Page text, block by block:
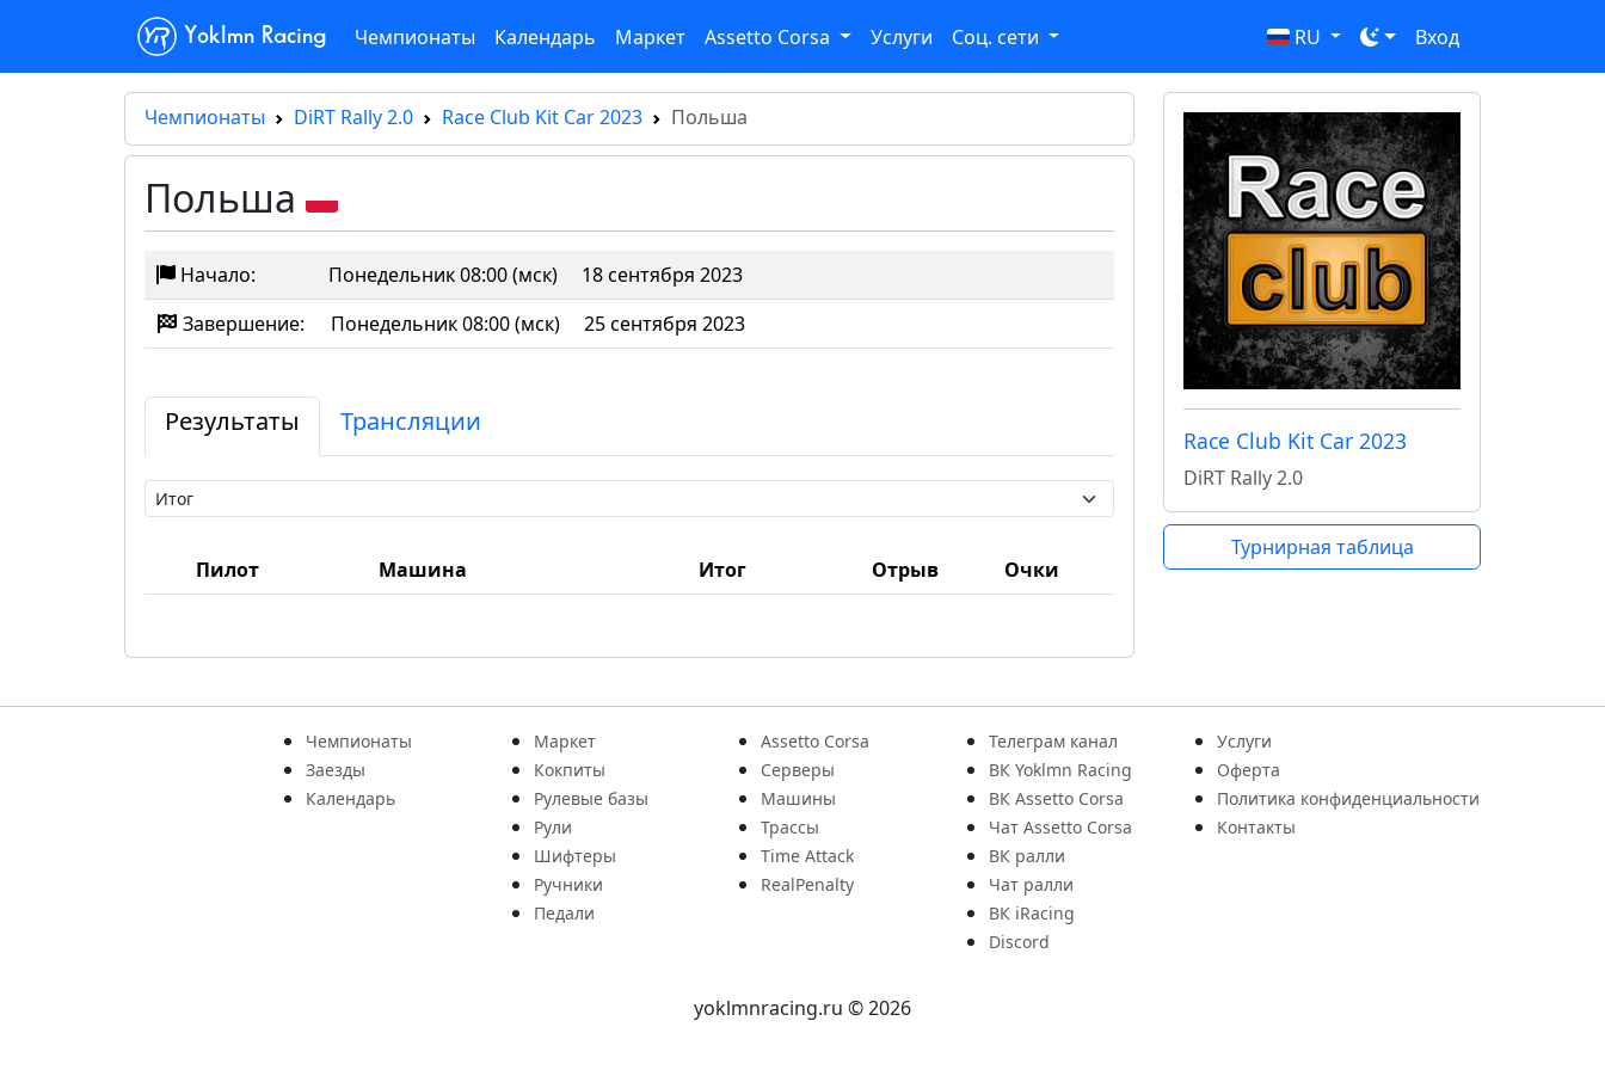
Yoklmn Racing Чемпионаты Календарь Маркет Assetto Corsa Услуги Соц. сети RU Вход
Чемпионаты DiRT Rally 2.0 Race Club Kit Car 2023 Польша
Польша
Начало: Понедельник 08:00 (мск)
18 сентября 2023
Завершение:
Понедельник 08:00 (мск) 25 сентября 2023
Результаты Трансляции
Пилот Машина Итог Отрыв Очки
Race Club Kit Car 2023
DiRT Rally 2.0
Турнирная таблица
Чемпионаты
Заезды
Календарь
Маркет
Кокпиты
Рулевые базы
Рули
Шифтеры
Ручники
Педали
Assetto Corsa
Серверы
Машины
Трассы
Time Attack
RealPenalty
Телеграм канал
ВК Yoklmn Racing
ВК Assetto Corsa
Чат Assetto Corsa
ВК ралли
Чат ралли
ВК iRacing
Discord
Услуги
Оферта
Политика конфиденциальности
Контакты
yoklmnracing.ru © 2026